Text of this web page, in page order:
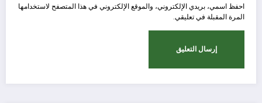
احفظ اسمي، بريدي الإلكتروني، والموقع الإلكتروني في هذا المتصفح لاستخدامها
المرة المقبلة في تعليقي.